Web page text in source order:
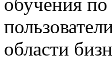
области